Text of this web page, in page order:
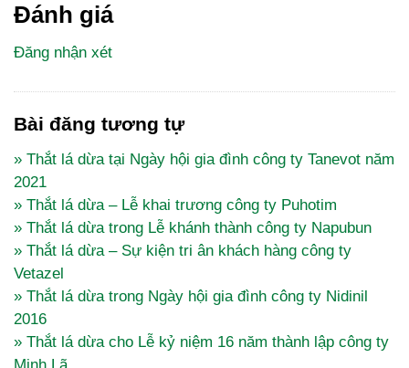
Đánh giá
Đăng nhận xét
Bài đăng tương tự
» Thắt lá dừa tại Ngày hội gia đình công ty Tanevot năm
2021
» Thắt lá dừa – Lễ khai trương công ty Puhotim
» Thắt lá dừa trong Lễ khánh thành công ty Napubun
» Thắt lá dừa – Sự kiện tri ân khách hàng công ty
Vetazel
» Thắt lá dừa trong Ngày hội gia đình công ty Nidinil
2016
» Thắt lá dừa cho Lễ kỷ niệm 16 năm thành lập công ty
Minh Lã